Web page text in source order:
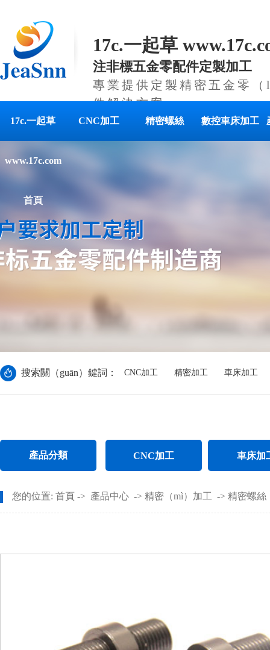
17c.一起草
注非標五金零配件定製加工
專業提供定製精密五金零
件解決方案
17c.一起草
www.17c.com
首頁
CNC加工 精密螺絲 數控車床加工
搜索關（guān）鍵詞： CNC加工 精密加工 車床加工
產品分類 CNC加工
CNC長軸加工
銅件（jiàn）CNC加工
車床加
螺（luó）母（
您的位置: 首頁 -> 產品中心 -> 精密（mì）加工 -> 精密螺絲